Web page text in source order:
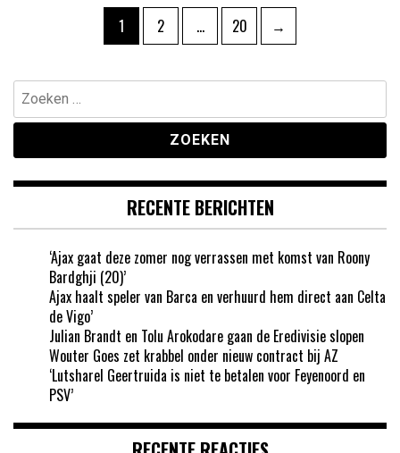
paginering
Pagina
1 Pagina
2 … Pagina
20 →
Zoeken
naar:
RECENTE BERICHTEN
‘Ajax gaat deze zomer nog verrassen met komst van Roony
Bardghji (20)’
Ajax haalt speler van Barca en verhuurd hem direct aan Celta
de Vigo’
Julian Brandt en Tolu Arokodare gaan de Eredivisie slopen
Wouter Goes zet krabbel onder nieuw contract bij AZ
‘Lutsharel Geertruida is niet te betalen voor Feyenoord en
PSV’